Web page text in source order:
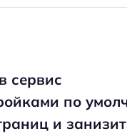
сервис
по
и